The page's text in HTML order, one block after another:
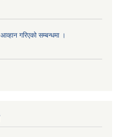
गरिएको सम्बन्धमा ।